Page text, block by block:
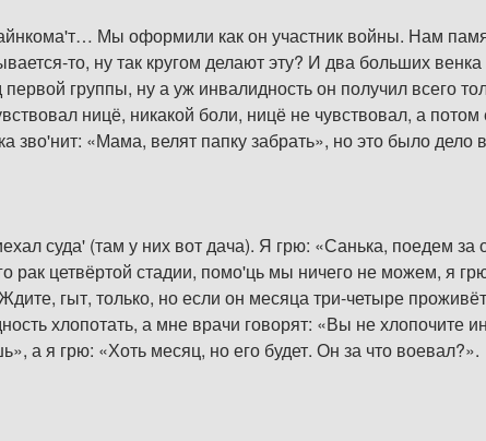
Мы оформили как он участник войны. Нам
то, ну так кругом делают эту? И два больших
группы, ну а уж инвалидность он получил всего
ницё, никакой боли, ницё не чувствовал, а
зво'нит: «Мама, велят папку забрать», но это было дело
суда' (там у них вот дача). Я грю: «Санька, поедем за
рак цетвёртой стадии, помо'ць мы ничего не можем, я
гыт, только, но если он месяца три-четыре
хлопотать, а мне врачи говорят: «Вы не хлопочите
а я грю: «Хоть месяц, но его будет. Он за что воевал?».